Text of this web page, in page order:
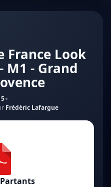
France Look
M1 - Grand
Frédéric Lafargue